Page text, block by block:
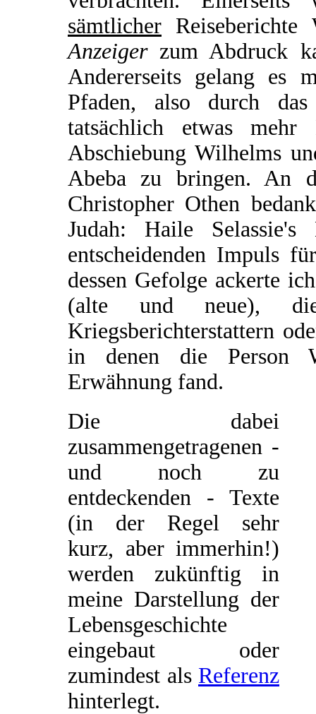
sämtlicher
Anzeigerzum Abdruck
Andererseits gelang es
Pfaden, also durch das
tatsächlich etwas
Abschiebung Wilhelms
Abeba zu bringen. An
Christopher Othen
Judah: Haile
entscheidenden Impuls
dessen Gefolge ackerte
(alte und neue),
Kriegsberichterstattern
in denen die Person
Erwähnung fand.
Die dabei
zusammengetragenen -
und noch zu
entdeckenden - Texte
(in der Regel sehr
kurz, aber immerhin!)
werden zukünftig in
meine Darstellung der
Lebensgeschichte
eingebaut oder
zumindest als Referenz
hinterlegt.